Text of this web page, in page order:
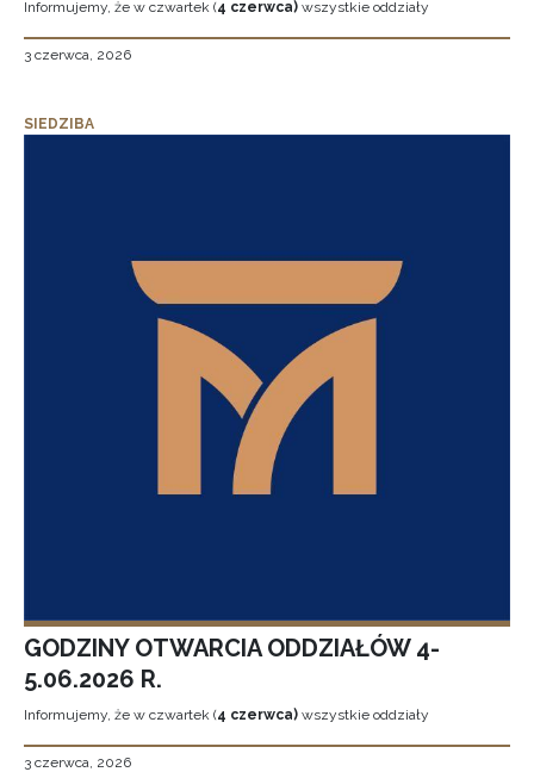
Informujemy, że w czwartek (4 czerwca) wszystkie oddziały
3 czerwca, 2026
SIEDZIBA
GODZINY OTWARCIA ODDZIAŁÓW 4-
5.06.2026 R.
Informujemy, że w czwartek (4 czerwca) wszystkie oddziały
3 czerwca, 2026